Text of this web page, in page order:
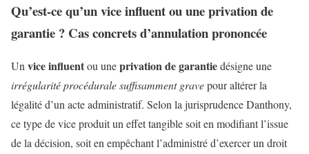
Qu’est-ce qu’un vice influent ou une privation de
garantie ? Cas concrets d’annulation prononcée
Unvice influentou uneprivation de garantiedésigne une
irrégularité procédurale suffisamment gravepour altérer la
légalité d’un acte administratif. Selon la jurisprudence Danthony,
ce type de vice produit un effet tangible soit en modifiant l’issue
de la décision, soit en empêchant l’administré d’exercer un droit